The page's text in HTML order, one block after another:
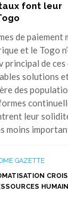
font leur
de paiement
et le Togo
principal de ces
solutions
des
leur solidité
moins
GAZETTE